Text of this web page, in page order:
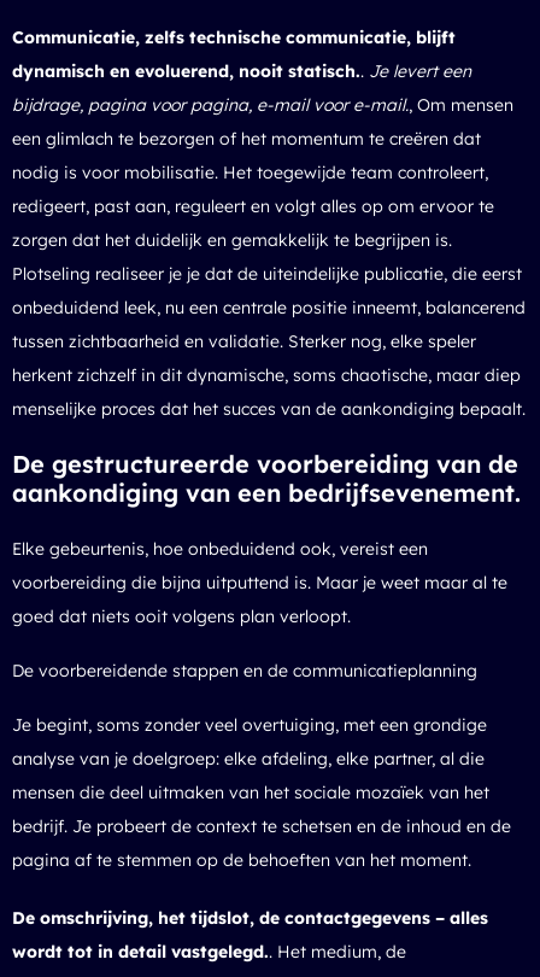
Communicatie, zelfs technische communicatie, blijft
dynamisch en evoluerend, nooit statisch.. Je levert een
bijdrage, pagina voor pagina, e-mail voor e-mail., Om mensen
een glimlach te bezorgen of het momentum te creëren dat
nodig is voor mobilisatie. Het toegewijde team controleert,
redigeert, past aan, reguleert en volgt alles op om ervoor te
zorgen dat het duidelijk en gemakkelijk te begrijpen is.
Plotseling realiseer je je dat de uiteindelijke publicatie, die eerst
onbeduidend leek, nu een centrale positie inneemt, balancerend
tussen zichtbaarheid en validatie. Sterker nog, elke speler
herkent zichzelf in dit dynamische, soms chaotische, maar diep
menselijke proces dat het succes van de aankondiging bepaalt.
De gestructureerde voorbereiding van de
aankondiging van een bedrijfsevenement.
Elke gebeurtenis, hoe onbeduidend ook, vereist een
voorbereiding die bijna uitputtend is. Maar je weet maar al te
goed dat niets ooit volgens plan verloopt.
De voorbereidende stappen en de communicatieplanning
Je begint, soms zonder veel overtuiging, met een grondige
analyse van je doelgroep: elke afdeling, elke partner, al die
mensen die deel uitmaken van het sociale mozaïek van het
bedrijf. Je probeert de context te schetsen en de inhoud en de
pagina af te stemmen op de behoeften van het moment.
De omschrijving, het tijdslot, de contactgegevens – alles
wordt tot in detail vastgelegd.. Het medium, de